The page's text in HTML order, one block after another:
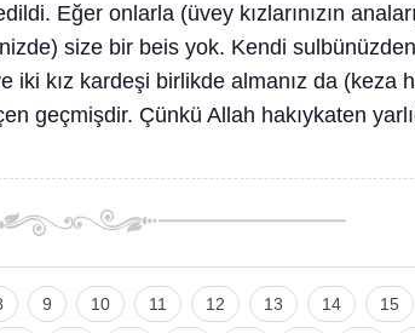
Eğer onlarla (üvey kızlarınızın
size bir beis yok. Kendi
iki kız kardeşi birlikde almanız da (keza
geçmişdir. Çünkü Allah hakıykaten
9 10 11 12 13 14 15